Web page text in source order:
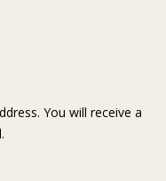
You will receive a